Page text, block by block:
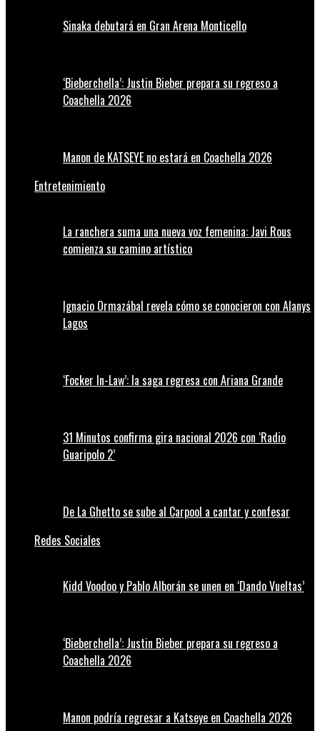
Sinaka debutará en Gran Arena Monticello
‘Bieberchella’: Justin Bieber prepara su regreso a
Coachella 2026
Manon de KATSEYE no estará en Coachella 2026
Entretenimiento
La ranchera suma una nueva voz femenina: Javi Rous
comienza su camino artístico
Ignacio Ormazábal revela cómo se conocieron con Alanys
Lagos
‘Focker In-Law’: la saga regresa con Ariana Grande
31 Minutos confirma gira nacional 2026 con ‘Radio
Guaripolo 2’
De La Ghetto se sube al Carpool a cantar y confesar
Redes Sociales
Kidd Voodoo y Pablo Alborán se unen en ‘Dando Vueltas’
‘Bieberchella’: Justin Bieber prepara su regreso a
Coachella 2026
Manon podría regresar a Katseye en Coachella 2026